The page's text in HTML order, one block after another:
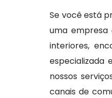
Se você está
uma
interiores,
especializada
nossos
canais de